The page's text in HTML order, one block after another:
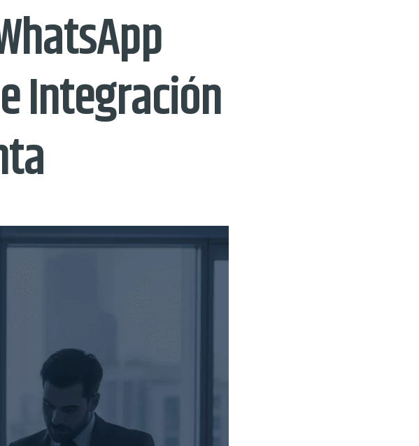
Integración